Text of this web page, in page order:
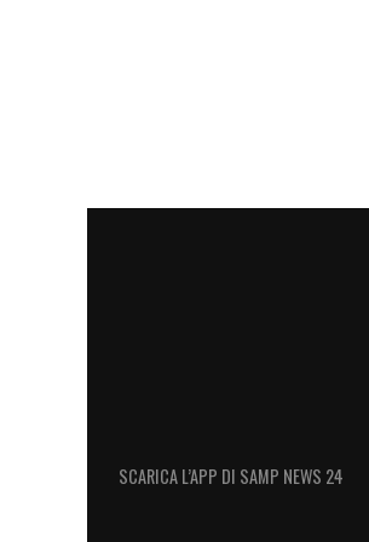
SCARICA L’APP DI SAMP NEWS 24